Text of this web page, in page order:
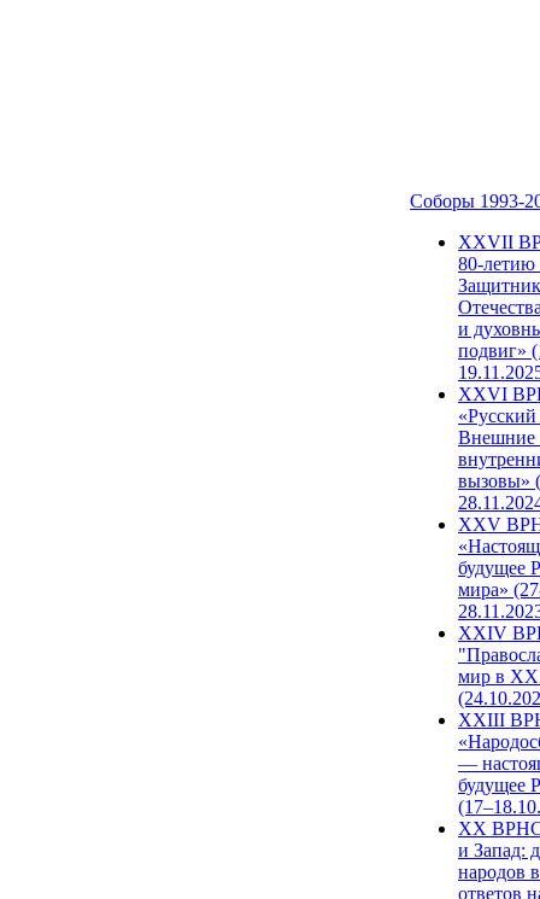
Соборы 1993-
ХХVII
80-
и
подвиг»
XXVI
Внешние
вызовы»
XXV
будущее
мира»
XXIV
мир в
XXIII
—
будущее
XX ВРНС
и Запад:
народов
ответов